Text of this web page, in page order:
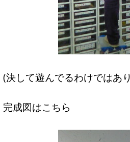
(決して遊んでるわけではあ
完成図はこちら